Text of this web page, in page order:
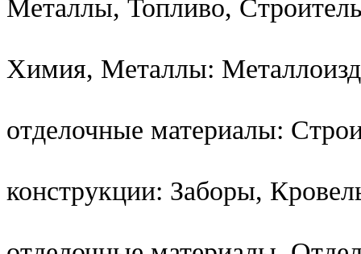
Металлы, Топливо,
Химия, Металлы:
отделочные материалы:
конструкции: Заборы,